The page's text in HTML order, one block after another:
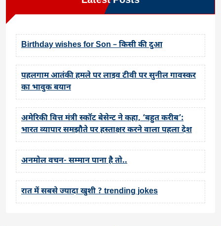
Birthday wishes for Son – किसी की दुआ
पहलगाम आतंकी हमले पर लाइव टीवी पर सुनील गावस्कर
का भावुक बयान
अमेरिकी वित्त मंत्री स्कॉट बेसेन्ट ने कहा, ‘बहुत करीब’:
भारत व्यापार समझौते पर हस्ताक्षर करने वाला पहला देश
अनमोल वचन- सम्मान पाना है तो..
रात में सबसे ज्यादा खुशी ? trending jokes